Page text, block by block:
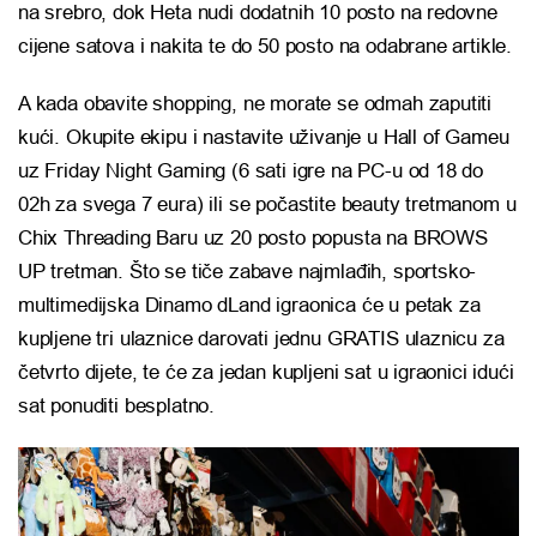
na srebro, dok Heta nudi dodatnih 10 posto na redovne
cijene satova i nakita te do 50 posto na odabrane artikle.
A kada obavite shopping, ne morate se odmah zaputiti
kući. Okupite ekipu i nastavite uživanje u Hall of Gameu
uz Friday Night Gaming (6 sati igre na PC-u od 18 do
02h za svega 7 eura) ili se počastite beauty tretmanom u
Chix Threading Baru uz 20 posto popusta na BROWS
UP tretman. Što se tiče zabave najmlađih, sportsko-
multimedijska Dinamo dLand igraonica će u petak za
kupljene tri ulaznice darovati jednu GRATIS ulaznicu za
četvrto dijete, te će za jedan kupljeni sat u igraonici idući
sat ponuditi besplatno.